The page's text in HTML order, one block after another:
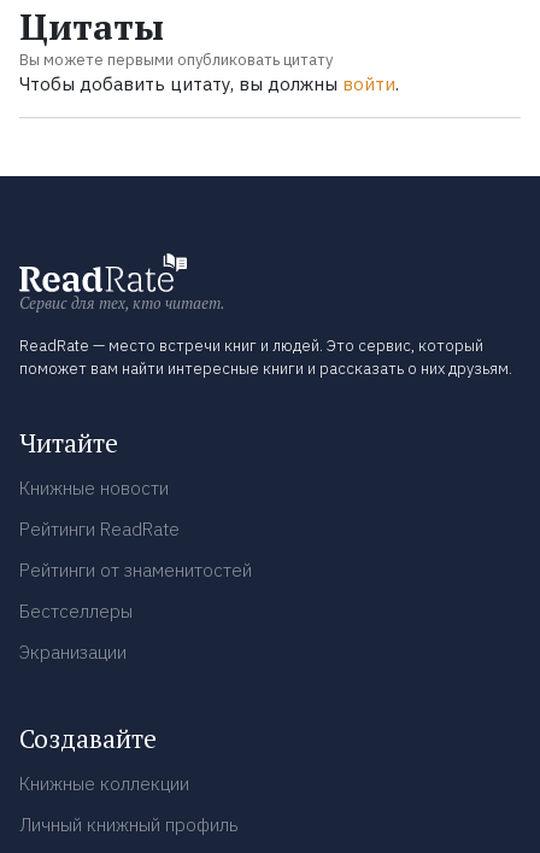
Цитаты
Вы можете первыми опубликовать цитату
Чтобы добавить цитату, вы должны войти.
Сервис для тех, кто читает.
ReadRate — место встречи книг и людей. Это сервис, который
поможет вам найти интересные книги и рассказать о них друзьям.
Читайте
Книжные новости
Рейтинги ReadRate
Рейтинги от знаменитостей
Бестселлеры
Экранизации
Создавайте
Книжные коллекции
Личный книжный профиль